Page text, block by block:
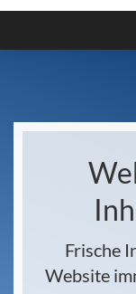
Frische
Website